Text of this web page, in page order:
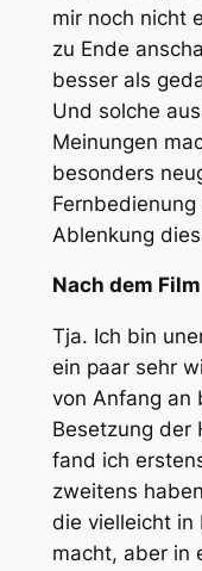
mir noch nicht
zu Ende
besser als
Und solche
Meinungen
besonders
Ablenkung
Nach dem Film
Tja. Ich bin
ein paar sehr
von Anfang an
Besetzung der
fand ich
zweitens
die vielleicht in
macht, aber in